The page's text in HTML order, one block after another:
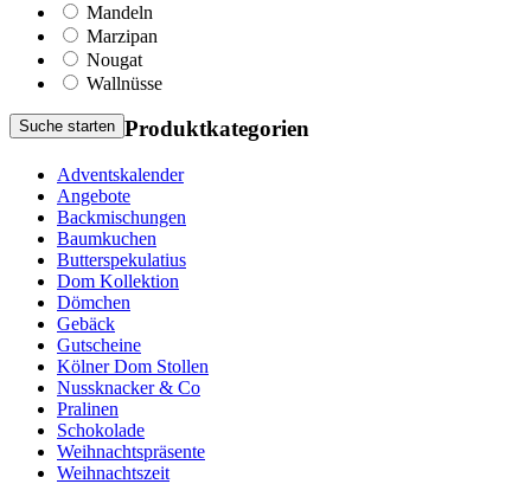
Mandeln
Marzipan
Nougat
Wallnüsse
Suche starten Produktkategorien
Adventskalender
Angebote
Backmischungen
Baumkuchen
Butterspekulatius
Dom Kollektion
Dömchen
Gebäck
Gutscheine
Kölner Dom Stollen
Nussknacker & Co
Pralinen
Schokolade
Weihnachtspräsente
Weihnachtszeit